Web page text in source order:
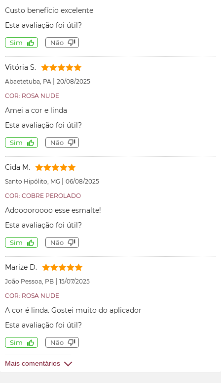
Custo benefício excelente
Esta avaliação foi útil?
Sim Não
Vitória S.
Abaetetuba, PA | 20/08/2025
COR: ROSA NUDE
Amei a cor e linda
Esta avaliação foi útil?
Sim Não
Cida M.
Santo Hipólito, MG | 06/08/2025
COR: COBRE PEROLADO
Adooooroooo esse esmalte!
Esta avaliação foi útil?
Sim Não
Marize D.
João Pessoa, PB | 15/07/2025
COR: ROSA NUDE
A cor é linda. Gostei muito do aplicador
Esta avaliação foi útil?
Sim Não
Mais comentários